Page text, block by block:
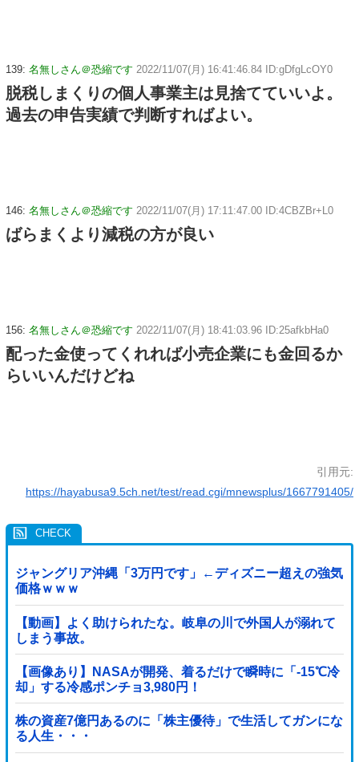
139: 名無しさん＠恐縮です 2022/11/07(月) 16:41:46.84 ID:gDfgLcOY0
脱税しまくりの個人事業主は見捨てていいよ。
過去の申告実績で判断すればよい。
146: 名無しさん＠恐縮です 2022/11/07(月) 17:11:47.00 ID:4CBZBr+L0
ばらまくより減税の方が良い
156: 名無しさん＠恐縮です 2022/11/07(月) 18:41:03.96 ID:25afkbHa0
配った金使ってくれれば小売企業にも金回るか
らいいんだけどね
引用元:
https://hayabusa9.5ch.net/test/read.cgi/mnewsplus/1667791405/
ジャングリア沖縄「3万円です」←ディズニー超えの強気
価格ｗｗｗ
【動画】よく助けられたな。岐阜の川で外国人が溺れて
しまう事故。
【画像あり】NASAが開発、着るだけで瞬時に「-15℃冷
却」する冷感ポンチョ3,980円！
株の資産7億円あるのに「株主優待」で生活してガンにな
る人生・・・